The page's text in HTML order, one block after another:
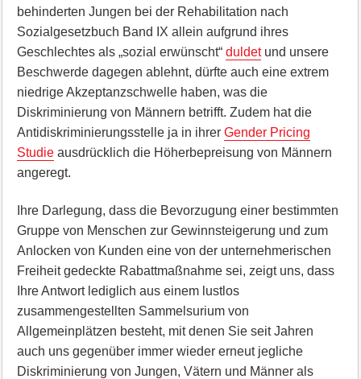
behinderten Jungen bei der Rehabilitation nach
Sozialgesetzbuch Band IX allein aufgrund ihres
Geschlechtes als „sozial erwünscht“ duldetund unsere
Beschwerde dagegen ablehnt, dürfte auch eine extrem
niedrige Akzeptanzschwelle haben, was die
Diskriminierung von Männern betrifft. Zudem hat die
Antidiskriminierungsstelle ja in ihrer Gender Pricing
Studieausdrücklich die Höherbepreisung von Männern
angeregt.
Ihre Darlegung, dass die Bevorzugung einer bestimmten
Gruppe von Menschen zur Gewinnsteigerung und zum
Anlocken von Kunden eine von der unternehmerischen
Freiheit gedeckte Rabattmaßnahme sei, zeigt uns, dass
Ihre Antwort lediglich aus einem lustlos
zusammengestellten Sammelsurium von
Allgemeinplätzen besteht, mit denen Sie seit Jahren
auch uns gegenüber immer wieder erneut jegliche
Diskriminierung von Jungen, Vätern und Männer als